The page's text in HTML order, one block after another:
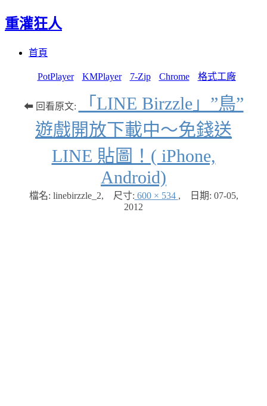
重灌狂人
首頁
PotPlayer KMPlayer 7-Zip Chrome 格式工廠
⬅ 回看原文:
「LINE Birzzle」”鳥”
遊戲開放下載中～免錢送
LINE 貼圖！( iPhone,
Android)
檔名: linebirzzle_2, 尺寸: 600 × 534 , 日期: 07-05,
2012